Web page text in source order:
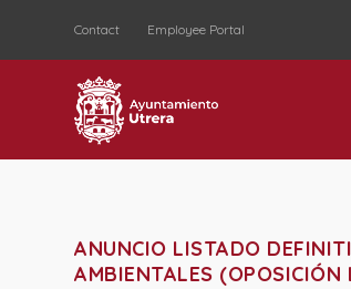
Contact Employee Portal
ANUNCIO LISTADO
AMBIENTALES (OPOSICIÓN